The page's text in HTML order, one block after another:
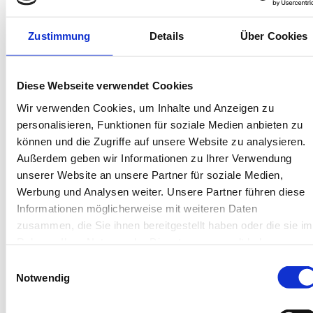
Zustimmung Details Über Cookies
Diese Webseite verwendet Cookies
Wir verwenden Cookies, um Inhalte und Anzeigen zu
personalisieren, Funktionen für soziale Medien anbieten zu
können und die Zugriffe auf unsere Website zu analysieren.
Außerdem geben wir Informationen zu Ihrer Verwendung
unserer Website an unsere Partner für soziale Medien,
Werbung und Analysen weiter. Unsere Partner führen diese
Informationen möglicherweise mit weiteren Daten
zusammen, die Sie ihnen bereitgestellt haben oder die sie im
Notwendig
Kartenzahlung möglich
Von-Frese-Straße 18, 26757 Borkum
Objekt-Nr.: 4350005
Diese Unterkunft teilen: